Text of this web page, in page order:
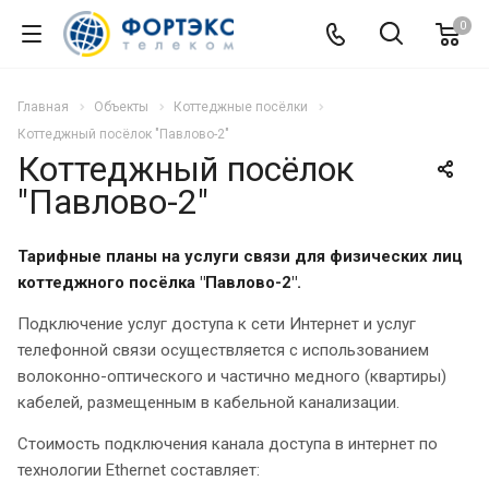
0
Главная Объекты
Коттеджные посёлки
Коттеджный посёлок "Павлово-2"
Коттеджный посёлок
"Павлово-2"
Тарифные планы на услуги связи для физических лиц
коттеджного посёлка "Павлово-2".
Подключение услуг доступа к сети Интернет и услуг
телефонной связи осуществляется с использованием
волоконно-оптического и частично медного (квартиры)
кабелей, размещенным в кабельной канализации.
Стоимость подключения канала доступа в интернет по
технологии Ethernet составляет: